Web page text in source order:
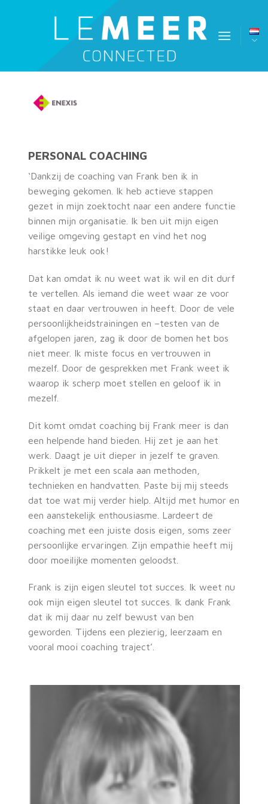
PERSONAL COACHING
‘Dankzij de coaching van Frank ben ik in
beweging gekomen. Ik heb actieve stappen
gezet in mijn zoektocht naar een andere functie
binnen mijn organisatie. Ik ben uit mijn eigen
veilige omgeving gestapt en vind het nog
harstikke leuk ook!
Dat kan omdat ik nu weet wat ik wil en dit durf
te vertellen. Als iemand die weet waar ze voor
staat en daar vertrouwen in heeft. Door de vele
persoonlijkheidstrainingen en –testen van de
afgelopen jaren, zag ik door de bomen het bos
niet meer. Ik miste focus en vertrouwen in
mezelf. Door de gesprekken met Frank weet ik
waarop ik scherp moet stellen en geloof ik in
mezelf.
Dit komt omdat coaching bij Frank meer is dan
een helpende hand bieden. Hij zet je aan het
werk. Daagt je uit dieper in jezelf te graven.
Prikkelt je met een scala aan methoden,
technieken en handvatten. Paste bij mij steeds
dat toe wat mij verder hielp. Altijd met humor en
een aanstekelijk enthousiasme. Lardeert de
coaching met een juiste dosis eigen, soms zeer
persoonlijke ervaringen. Zijn empathie heeft mij
door moeilijke momenten geloodst.
Frank is zijn eigen sleutel tot succes. Ik weet nu
ook mijn eigen sleutel tot succes. Ik dank Frank
dat ik mij daar nu zelf bewust van ben
geworden. Tijdens een plezierig, leerzaam en
vooral mooi coaching traject’.